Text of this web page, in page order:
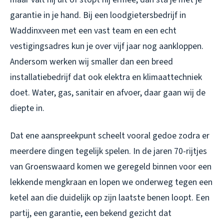
garantie in je hand. Bij een loodgietersbedrijf in
Waddinxveen met een vast team en een echt
vestigingsadres kun je over vijf jaar nog aankloppen.
Andersom werken wij smaller dan een breed
installatiebedrijf dat ook elektra en klimaattechniek
doet. Water, gas, sanitair en afvoer, daar gaan wij de
diepte in.
Dat ene aanspreekpunt scheelt vooral gedoe zodra er
meerdere dingen tegelijk spelen. In de jaren 70-rijtjes
van Groenswaard komen we geregeld binnen voor een
lekkende mengkraan en lopen we onderweg tegen een
ketel aan die duidelijk op zijn laatste benen loopt. Een
partij, een garantie, een bekend gezicht dat